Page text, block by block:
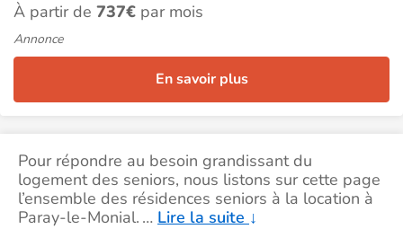
À partir de 737€ par mois
Annonce
En savoir plus
Pour répondre au besoin grandissant du
logement des seniors, nous listons sur cette page
l’ensemble des résidences seniors à la location à
Paray-le-Monial. … Lire la suite ↓